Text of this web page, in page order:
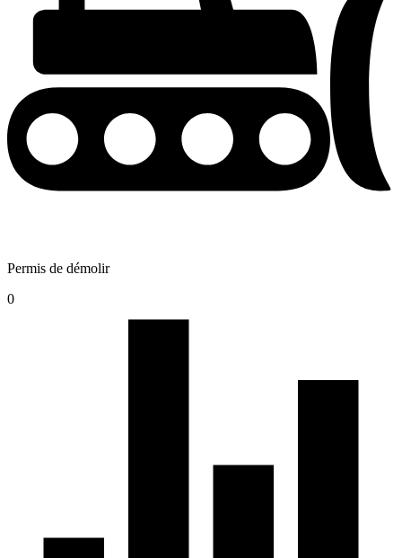
Permis de démolir
0